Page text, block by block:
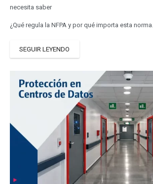
necesita saber
¿Qué regula la NFPA y por qué importa esta norma…
SEGUIR LEYENDO